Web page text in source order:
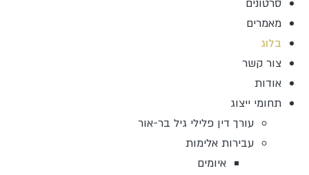
סרטונים
מאמרים
בלוג
צור קשר
אודות
תחומי ייצוג
עורך דין פלילי גיל בר-אור
עבירות אלימות
איומים